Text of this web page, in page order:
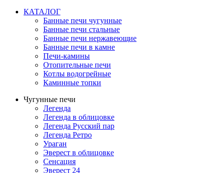
КАТАЛОГ
Банные печи чугунные
Банные печи стальные
Банные печи нержавеющие
Банные печи в камне
Печи-камины
Отопительные печи
Котлы водогрейные
Каминные топки
Чугунные печи
Легенда
Легенда в облицовке
Легенда Русский пар
Легенда Ретро
Ураган
Эверест в облицовке
Сенсация
Эверест 24